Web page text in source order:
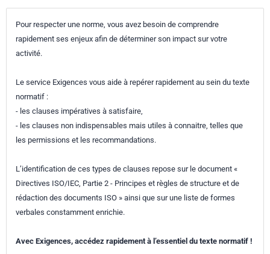
Pour respecter une norme, vous avez besoin de comprendre
rapidement ses enjeux afin de déterminer son impact sur votre
activité.
Le service Exigences vous aide à repérer rapidement au sein du texte
normatif :
- les clauses impératives à satisfaire,
- les clauses non indispensables mais utiles à connaitre, telles que
les permissions et les recommandations.
L’identification de ces types de clauses repose sur le document «
Directives ISO/IEC, Partie 2 - Principes et règles de structure et de
rédaction des documents ISO » ainsi que sur une liste de formes
verbales constamment enrichie.
Avec Exigences, accédez rapidement à l’essentiel du texte normatif !